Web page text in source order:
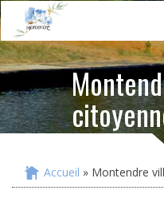
Vous êtes ici
Accueil » Montendre